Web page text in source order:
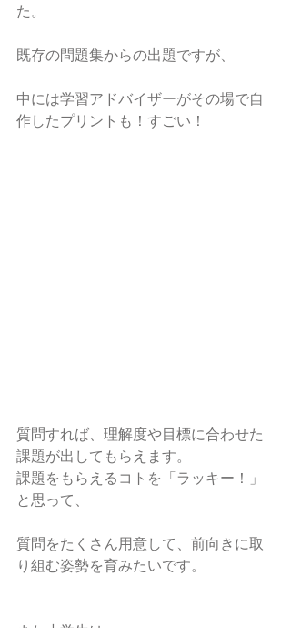
た。
既存の問題集からの出題ですが、
中には学習アドバイザーがその場で自
作したプリントも！すごい！
質問すれば、理解度や目標に合わせた
課題が出してもらえます。
課題をもらえるコトを「ラッキー！」
と思って、
質問をたくさん用意して、前向きに取
り組む姿勢を育みたいです。